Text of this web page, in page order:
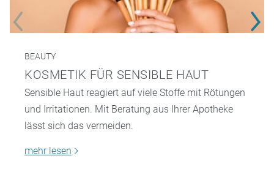
BEAUTY
KOSMETIK FÜR SENSIBLE HAUT
Sensible Haut reagiert auf viele Stoffe mit Rötungen
und Irritationen. Mit Beratung aus Ihrer Apotheke
lässt sich das vermeiden.
mehr lesen